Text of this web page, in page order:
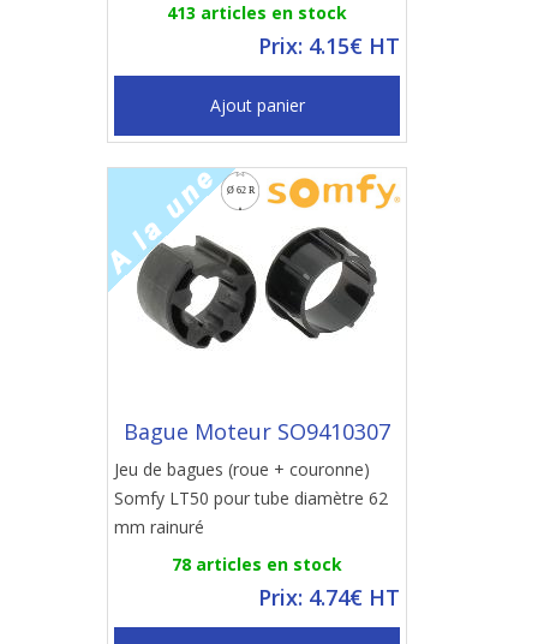
413 articles en stock
Prix: 4.15€ HT
Ajout panier
Bague Moteur SO9410307
Jeu de bagues (roue + couronne)
Somfy LT50 pour tube diamètre 62
mm rainuré
78 articles en stock
Prix: 4.74€ HT